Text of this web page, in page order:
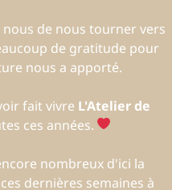
de nous tourner vers
de gratitude pour
nous a apporté.
fait vivre L'Atelier de
ces années.
nombreux d'ici la
dernières semaines à